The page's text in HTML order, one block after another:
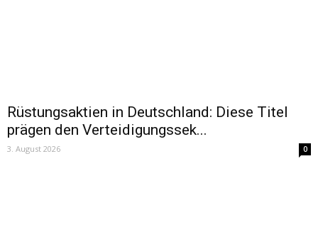
Rüstungsaktien in Deutschland: Diese Titel
prägen den Verteidigungssek...
3. August 2026 0